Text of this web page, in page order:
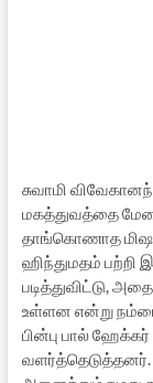
சுவாமி
மகத்துவத்தை
தாங்கொணாத
ஹிந்துமதம் பற்றி
படித்துவிட்டு,
உள்ளன என்று நம்மை
பின்பு பால்